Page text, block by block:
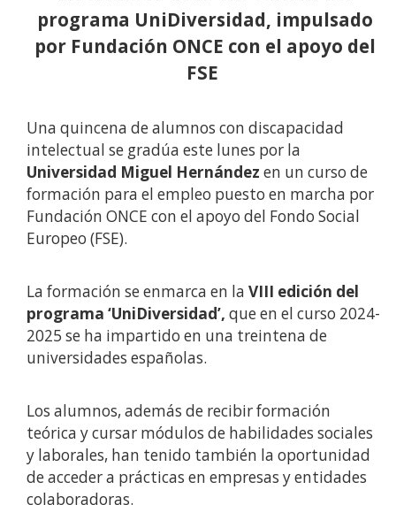
programa UniDiversidad, impulsado
por Fundación ONCE con el apoyo del
FSE
Una quincena de alumnos con discapacidad
intelectual se gradúa este lunes por la
Universidad Miguel Hernández en un curso de
formación para el empleo puesto en marcha por
Fundación ONCE con el apoyo del Fondo Social
Europeo (FSE).
La formación se enmarca en la VIII edición del
programa ‘UniDiversidad’, que en el curso 2024-
2025 se ha impartido en una treintena de
universidades españolas.
Los alumnos, además de recibir formación
teórica y cursar módulos de habilidades sociales
y laborales, han tenido también la oportunidad
de acceder a prácticas en empresas y entidades
colaboradoras.